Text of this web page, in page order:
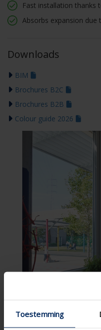
Toestemming
Fast installation thanks
Absorbs expansion due
Downloads
BIM
Brochures B2C
Brochures B2B
Colour guide 2026